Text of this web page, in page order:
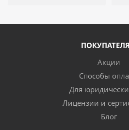
Акции
Способы
Для
Лицензии и
Блог